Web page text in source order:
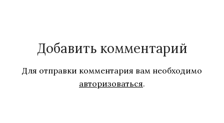
Добавить комментарий
Для отправки комментария вам необходимо
авторизоваться.